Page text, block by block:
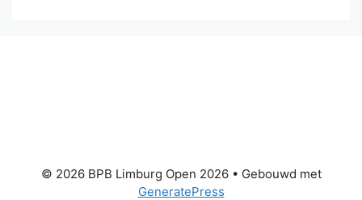
© 2026 BPB Limburg Open 2026• Gebouwd met
GeneratePress